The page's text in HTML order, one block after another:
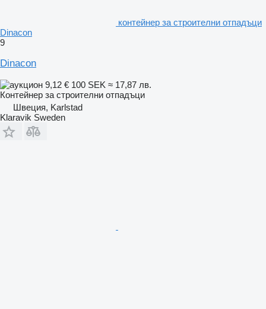
контейнер за строителни отпадъци
Dinacon
9
Dinacon
9,12 € 100 SEK ≈ 17,87 лв.
Контейнер за строителни отпадъци
Швеция, Karlstad
Klaravik Sweden